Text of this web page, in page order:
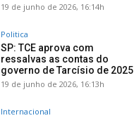
19 de junho de 2026, 16:14h
Politica
SP: TCE aprova com
ressalvas as contas do
governo de Tarcísio de 2025
19 de junho de 2026, 16:13h
Internacional